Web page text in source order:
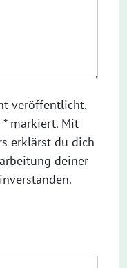
veröffentlicht.
markiert. Mit
erklärst du dich
deiner